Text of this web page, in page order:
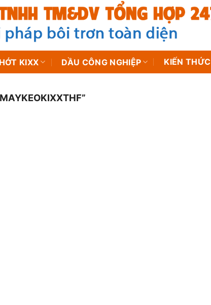
KIXX DẦU CÔNG NGHIỆP KIẾN THỨC